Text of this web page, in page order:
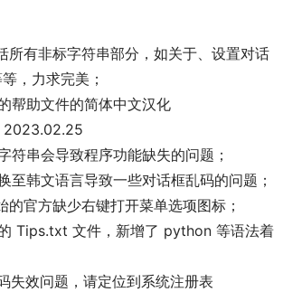
所有非标字符串部分，如关于、设置对话
，力求完美；
帮助文件的简体中文汉化
2023.02.25
符串会导致程序功能缺失的问题；
至韩文语言导致一些对话框乱码的问题；
的官方缺少右键打开菜单选项图标；
Tips.txt 文件，新增了 python 等语法着
失效问题，请定位到系统注册表